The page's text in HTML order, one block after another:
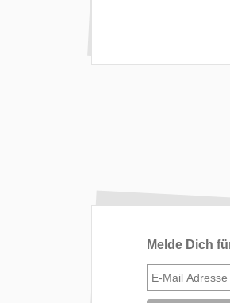
Melde Dich